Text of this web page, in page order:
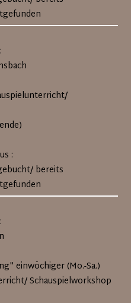
:
bereits
einwöchiger (Mo.-Sa.)
Schauspielworkshop